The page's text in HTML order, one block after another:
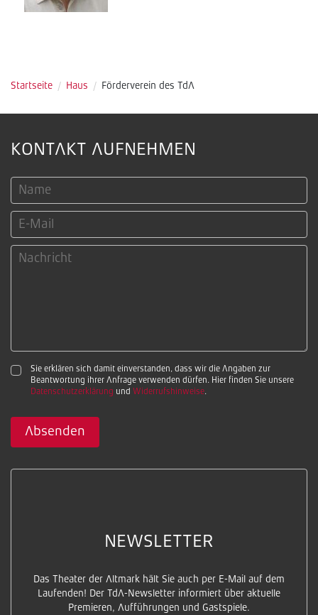
Startseite / Haus / Förderverein des TdA
KONTAKT AUFNEHMEN
Sie erklären sich damit einverstanden, dass wir die Angaben zur
Beantwortung ihrer Anfrage verwenden dürfen. Hier finden Sie unsere
Datenschutzerklärung und Widerrufshinweise.
Absenden
NEWSLETTER
Das Theater der Altmark hält Sie auch per E-Mail auf dem
Laufenden! Der TdA-Newsletter informiert über aktuelle
Premieren, Aufführungen und Gastspiele.